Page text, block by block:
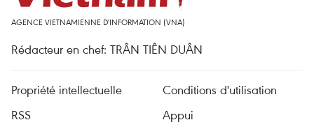
AGENCE VIETNAMIENNE D'INFORMATION (VNA)
Rédacteur en chef: TRÂN TIÊN DUÂN
Propriété intellectuelle
Conditions d'utilisation
RSS
Appui